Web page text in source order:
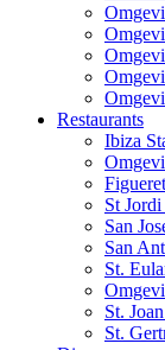
Restaurants
Ibiza
St
San
San
St.
St.
St.